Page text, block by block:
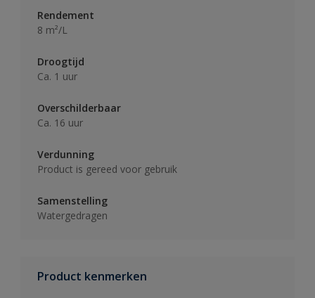
Rendement
8 m²/L
Droogtijd
Ca. 1 uur
Overschilderbaar
Ca. 16 uur
Verdunning
Product is gereed voor gebruik
Samenstelling
Watergedragen
Product kenmerken